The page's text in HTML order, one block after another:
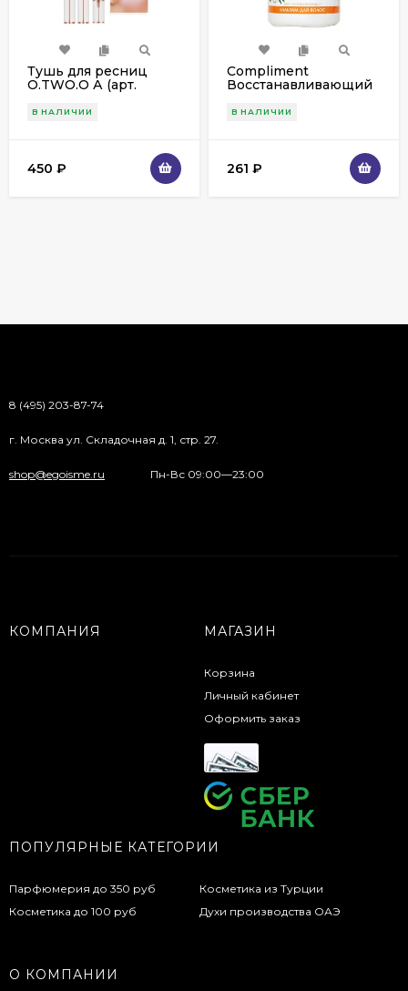
Тушь для ресниц
O.TWO.O А (арт.
В НАЛИЧИИ
450 ₽
Compliment
Восстанавливающий
ромашкой "Щадящий
В НАЛИЧИИ
261 ₽
8 (495) 203-87-74
г. Москва ул. Складочная д. 1, стр. 27.
shop@egoisme.ru Пн-Вс 09:00—23:00
КОМПАНИЯ МАГАЗИН
Корзина
Личный кабинет
Оформить заказ
ПОПУЛЯРНЫЕ КАТЕГОРИИ
Парфюмерия до 350 руб
Косметика до 100 руб
Косметика из Турции
Духи производства ОАЭ
О КОМПАНИИ